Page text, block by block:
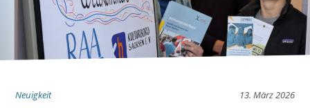
Neuigkeit 13. März 2026